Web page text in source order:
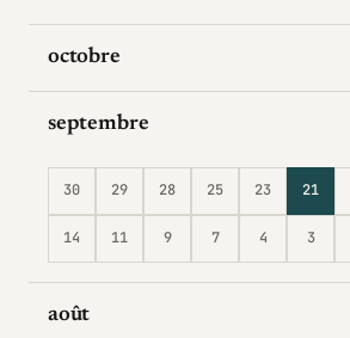
octobre
septembre
30 29 28 25 23 21
14 11 9 7 4 3
août